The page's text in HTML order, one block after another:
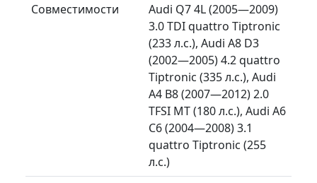
Совместимости
Audi Q7 4L (2005—2009)
3.0 TDI quattro Tiptronic
(233 л.с.), Audi A8 D3
(2002—2005) 4.2 quattro
Tiptronic (335 л.с.), Audi
A4 B8 (2007—2012) 2.0
TFSI MT (180 л.с.), Audi A6
C6 (2004—2008) 3.1
quattro Tiptronic (255
л.с.)